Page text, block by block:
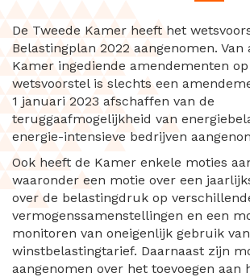
De Tweede Kamer heeft het
Belastingplan 2022 aangenomen. Van
Kamer ingediende amendementen
wetsvoorstel is slechts een
1 januari 2023 afschaffen van de
teruggaafmogelijkheid van
energie-intensieve bedrijven
Ook heeft de Kamer enkele moties
waaronder een motie over een
over de belastingdruk op
vermogenssamenstellingen en een
monitoren van oneigenlijk gebruik
winstbelastingtarief. Daarnaast zijn
aangenomen over het toevoegen aan